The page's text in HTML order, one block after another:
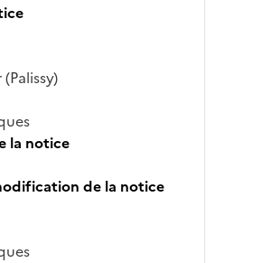
la notice
de la notice